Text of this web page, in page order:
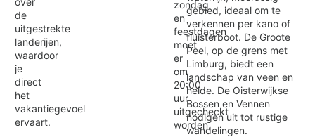
de
uitgestrekte
landerijen,
waardoor
je
direct
het
vakantiegevoel
ervaart.
zondag
en
feestdagen
moet
er
om
20:00
uur
uitgecheckt
worden.
gebied, ideaal om te
verkennen per kano of
fluisterboot. De Groote
Peel, op de grens met
Limburg, biedt een
landschap van veen en
heide. De Oisterwijkse
Bossen en Vennen
nodigen uit tot rustige
wandelingen.